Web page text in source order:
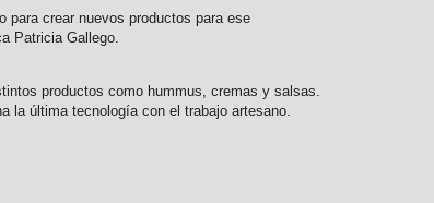
para crear nuevos productos para ese
Patricia Gallego.
productos como hummus, cremas y salsas.
la última tecnología con el trabajo artesano.